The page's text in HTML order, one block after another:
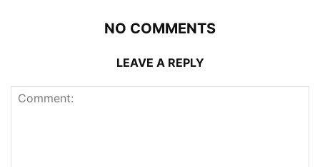
NO COMMENTS
LEAVE A REPLY